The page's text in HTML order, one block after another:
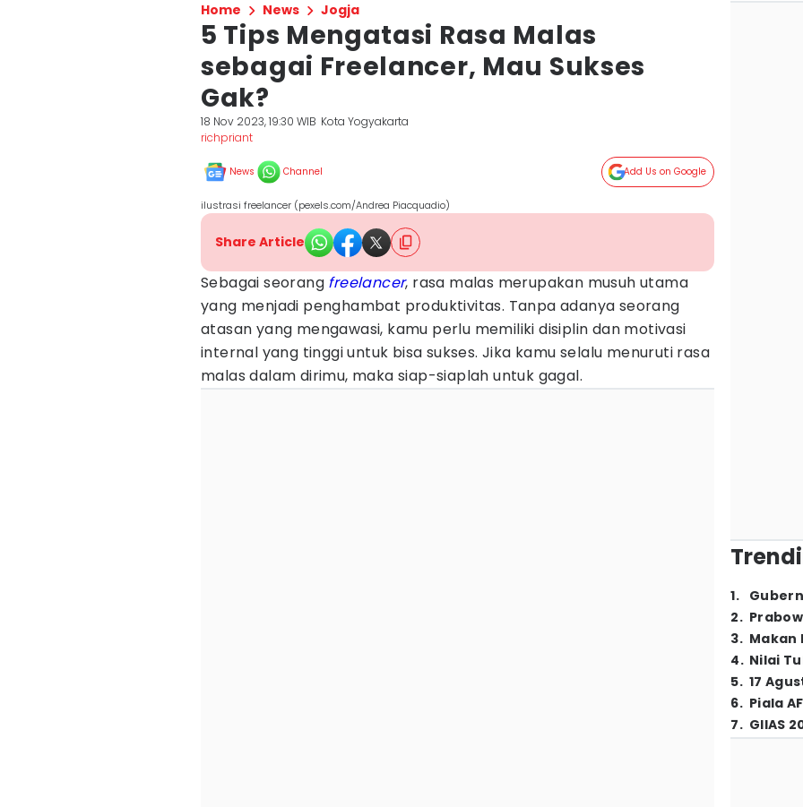
Home News Jogja
5 Tips Mengatasi Rasa Malas
sebagai Freelancer, Mau Sukses
Gak?
18 Nov 2023, 19:30 WIB Kota Yogyakarta
richpriant
News Channel Add Us on Google
ilustrasi freelancer (pexels.com/Andrea Piacquadio)
Share Article
Sebagai seorang freelancer, rasa malas merupakan musuh utama
yang menjadi penghambat produktivitas. Tanpa adanya seorang
atasan yang mengawasi, kamu perlu memiliki disiplin dan motivasi
internal yang tinggi untuk bisa sukses. Jika kamu selalu menuruti rasa
malas dalam dirimu, maka siap-siaplah untuk gagal.
1.
2.
3. Makan
4. Nilai
5. 17
6. Piala
7. GIIAS